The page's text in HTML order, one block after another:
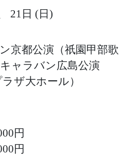
21日 (日)
京都公演（祇園甲部歌
ャラバン広島公演
ザ大ホール）
円
円